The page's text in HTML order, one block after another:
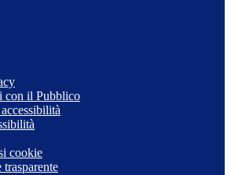
con il Pubblico
cookie